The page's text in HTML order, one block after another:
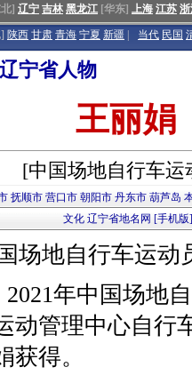
] 辽宁 吉林 黑龙江 [华东] 上海 江苏
陕西 甘肃 青海 宁夏 新疆 当代 民国
辽宁省人物
王丽娟
[中国场地自行车运
抚顺市 营口市 朝阳市 丹东市 葫芦岛
文化 辽宁省地名网 [手机版
场地自行车运动
2021年中国场地
动管理中心自行
得。